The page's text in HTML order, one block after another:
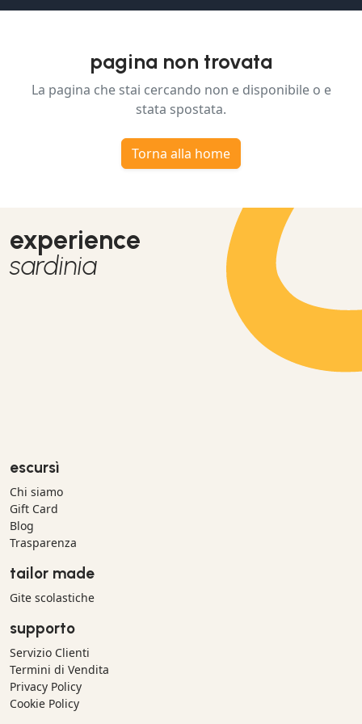
pagina non trovata
La pagina che stai cercando non e disponibile o e
stata spostata.
Torna alla home
experience
sardinia
escursì
Chi siamo
Gift Card
Blog
Trasparenza
tailor made
Gite scolastiche
supporto
Servizio Clienti
Termini di Vendita
Privacy Policy
Cookie Policy